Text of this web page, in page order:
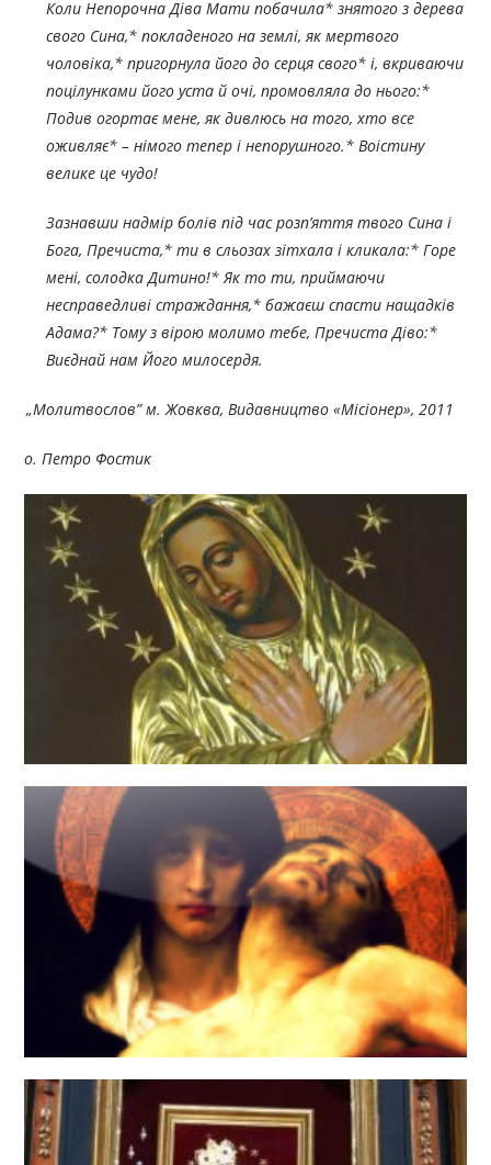
Коли Непорочна Діва Мати побачила* знятого з дерева
свого Сина,* покладеного на землі, як мертвого
чоловіка,* пригорнула його до серця свого* і, вкриваючи
поцілунками його уста й очі, промовляла до нього:*
Подив огортає мене, як дивлюсь на того, хто все
оживляє* – німого тепер і непорушного.* Воістину
велике це чудо!
Зазнавши надмір болів під час розп’яття твого Сина і
Бога, Пречиста,* ти в сльозах зітхала і кликала:* Горе
мені, солодка Дитино!* Як то ти, приймаючи
несправедливі страждання,* бажаєш спасти нащадків
Адама?* Тому з вірою молимо тебе, Пречиста Діво:*
Виєднай нам Його милосердя.
„Молитвослов”м. Жовква, Видавництво «Місіонер», 2011
о. Петро Фостик